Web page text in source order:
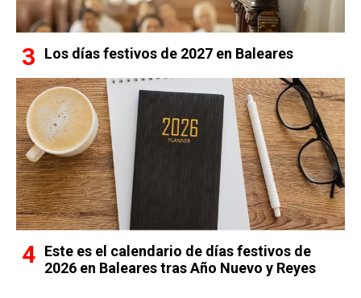
Los días festivos de 2027 en Baleares
Este es el calendario de días festivos de
2026 en Baleares tras Año Nuevo y Reyes